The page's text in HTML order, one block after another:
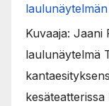
Kuvaaja: Jaani
laulunäytelmä